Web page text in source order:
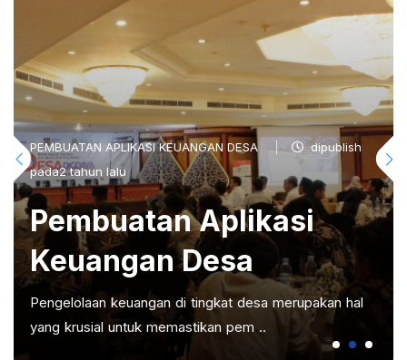
PEMBUATAN APLIKASI KEUANGAN DESA
dipublish
pada2 tahun lalu
Pembuatan Aplikasi
Keuangan Desa
Pengelolaan keuangan di tingkat desa merupakan hal
yang krusial untuk memastikan pem ..